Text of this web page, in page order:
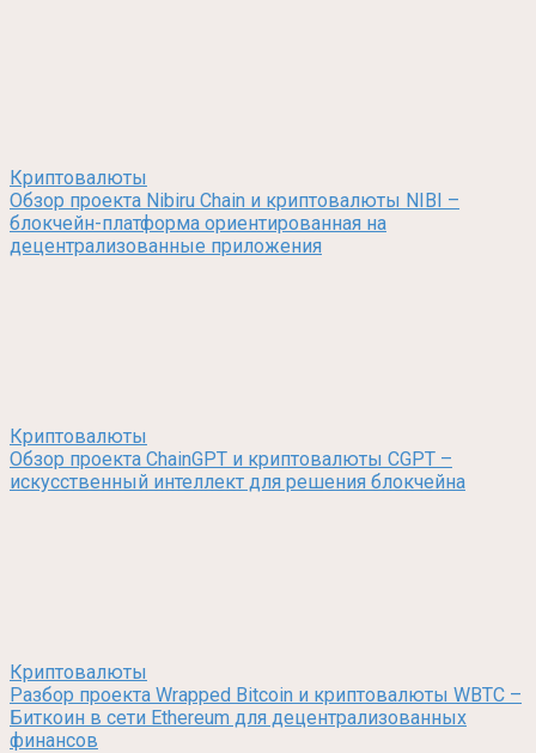
Криптовалюты
Обзор проекта Nibiru Chain и криптовалюты NIBI –
блокчейн-платформа ориентированная на
децентрализованные приложения
Криптовалюты
Обзор проекта ChainGPT и криптовалюты CGPT –
искусственный интеллект для решения блокчейна
Криптовалюты
Разбор проекта Wrapped Bitcoin и криптовалюты WBTC –
Биткоин в сети Ethereum для децентрализованных
финансов